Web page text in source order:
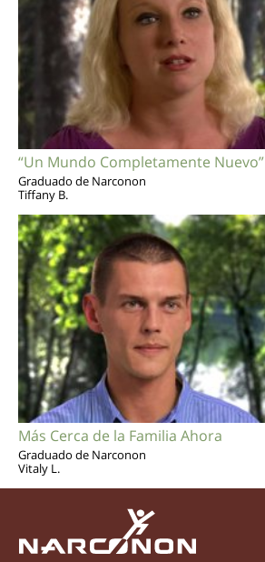
“Un Mundo Completamente Nuevo”
Graduado de Narconon
Tiffany B.
Más Cerca de la Familia Ahora
Graduado de Narconon
Vitaly L.